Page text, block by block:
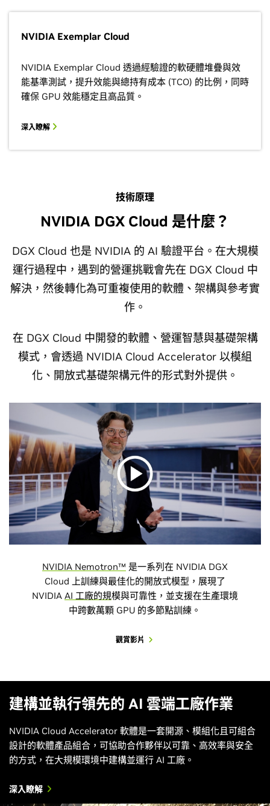
NVIDIA Exemplar Cloud
NVIDIA Exemplar Cloud 透過經驗證的軟硬體堆疊與效
能基準測試，提升效能與總持有成本 (TCO) 的比例，同時
確保 GPU 效能穩定且高品質。
深入瞭解
技術原理
NVIDIA DGX Cloud 是什麼？
DGX Cloud 也是 NVIDIA 的 AI 驗證平台。在大規模
運行過程中，遇到的營運挑戰會先在 DGX Cloud 中
解決，然後轉化為可重複使用的軟體、架構與參考實
作。
在 DGX Cloud 中開發的軟體、營運智慧與基礎架構
模式，會透過 NVIDIA Cloud Accelerator 以模組
化、開放式基礎架構元件的形式對外提供。
NVIDIA Nemotron™ 是一系列在 NVIDIA DGX
Cloud 上訓練與最佳化的開放式模型，展現了
NVIDIA AI 工廠的規模與可靠性，並支援在生產環境
中跨數萬顆 GPU 的多節點訓練。
觀賞影片
建構並執行領先的 AI 雲端工廠作業
NVIDIA Cloud Accelerator 軟體是一套開源、模組化且可組合
設計的軟體產品組合，可協助合作夥伴以可靠、高效率與安全
的方式，在大規模環境中建構並運行 AI 工廠。
深入瞭解